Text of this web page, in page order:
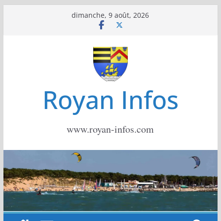
dimanche, 9 août, 2026
Royan Infos
www.royan-infos.com